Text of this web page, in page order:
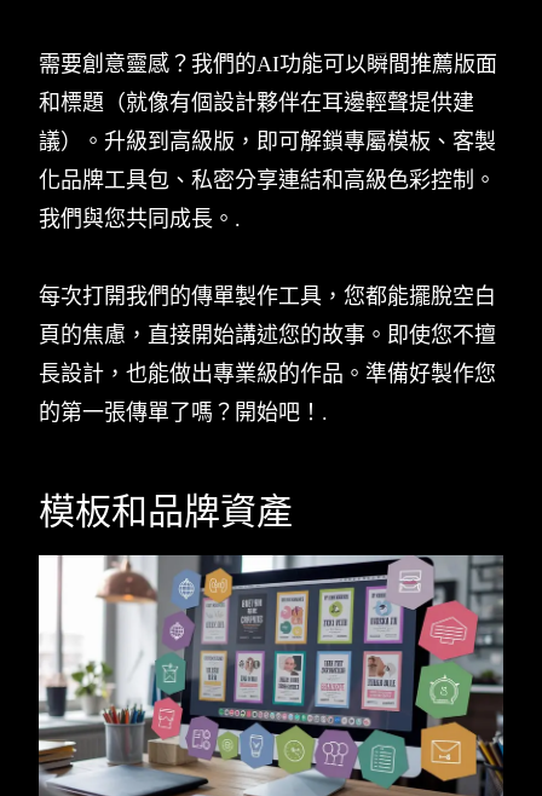
需要創意靈感？我們的AI功能可以瞬間推薦版面
和標題（就像有個設計夥伴在耳邊輕聲提供建
議）。升級到高級版，即可解鎖專屬模板、客製
化品牌工具包、私密分享連結和高級色彩控制。
我們與您共同成長。.
每次打開我們的傳單製作工具，您都能擺脫空白
頁的焦慮，直接開始講述您的故事。即使您不擅
長設計，也能做出專業級的作品。準備好製作您
的第一張傳單了嗎？開始吧！.
模板和品牌資產